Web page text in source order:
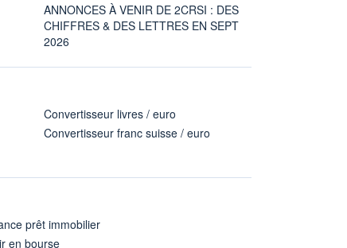
ANNONCES À VENIR DE 2CRSI : DES
CHIFFRES & DES LETTRES EN SEPT
2026
Convertisseur livres / euro
Convertisseur franc suisse / euro
prêt immobilier
en bourse